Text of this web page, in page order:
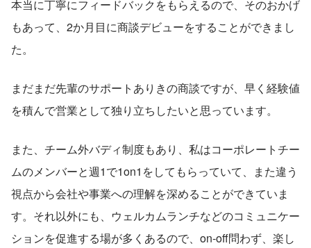
本当に丁寧にフィードバックをもらえるので、そのおかげ
もあって、2か月目に商談デビューをすることができまし
た。
まだまだ先輩のサポートありきの商談ですが、早く経験値
を積んで営業として独り立ちしたいと思っています。
また、チーム外バディ制度もあり、私はコーポレートチー
ムのメンバーと週1で1on1をしてもらっていて、また違う
視点から会社や事業への理解を深めることができていま
す。それ以外にも、ウェルカムランチなどのコミュニケー
ションを促進する場が多くあるので、on-off問わず、楽し